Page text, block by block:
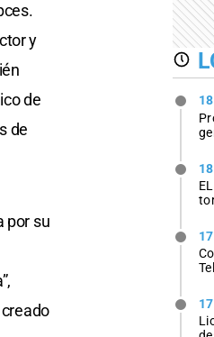
y
de
de
por su
creado